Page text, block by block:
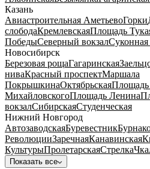
Казань
Авиастроительная АметьевоГорки
слободаКремлевскаяПлощадь
ПобедыСеверный вокзалСуконная
Новосибирск
Березовая рощаГагаринская
ниваКрасный проспектМаршала
ПокрышкинаОктябрьскаяПлощадь
МихайловскогоПлощадь Ленина
вокзалСибирскаяСтуденческая
Нижний Новгород
АвтозаводскаяБуревестник
РеволюцииЗаречнаяКанавинская
КультурыПролетарскаяСтрелка
Показать все